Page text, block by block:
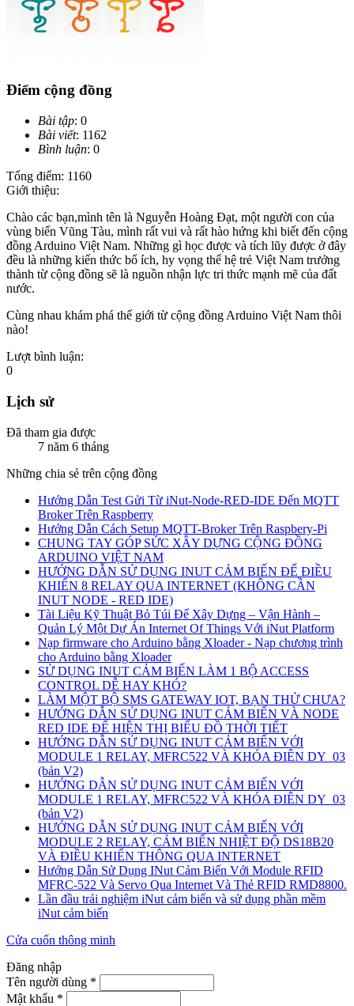
Điểm cộng đồng
Bài tập: 0
Bài viết: 1162
Bình luận: 0
Tổng điểm: 1160
Giới thiệu:
Chào các bạn,mình tên là Nguyễn Hoàng Đạt, một người con của
vùng biển Vũng Tàu, mình rất vui và rất hào hứng khi biết đến cộng
đồng Arduino Việt Nam. Những gì học được và tích lũy được ở đây
đều là những kiến thức bổ ích, hy vọng thế hệ trẻ Việt Nam trưởng
thành từ cộng đồng sẽ là nguồn nhận lực tri thức mạnh mẽ của đất
nước.
Cùng nhau khám phá thế giới từ cộng đồng Arduino Việt Nam thôi
nào!
Lượt bình luận:
0
Lịch sử
Đã tham gia được
7 năm 6 tháng
Những chia sẻ trên cộng đồng
Hướng Dẫn Test Gửi Từ iNut-Node-RED-IDE Đến MQTT
Broker Trên Raspberry
Hướng Dẫn Cách Setup MQTT-Broker Trên Raspbery-Pi
CHUNG TAY GÓP SỨC XÂY DỰNG CỘNG ĐỒNG
ARDUINO VIỆT NAM
HƯỚNG DẪN SỬ DỤNG INUT CẢM BIẾN ĐỂ ĐIỀU
KHIỂN 8 RELAY QUA INTERNET (KHÔNG CẦN
INUT NODE - RED IDE)
Tài Liệu Kỹ Thuật Bỏ Túi Để Xây Dựng – Vận Hành –
Quản Lý Một Dự Án Internet Of Things Với iNut Platform
Nạp firmware cho Arduino bằng Xloader - Nạp chương trình
cho Arduino bằng Xloader
SỬ DỤNG INUT CẢM BIẾN LÀM 1 BỘ ACCESS
CONTROL DỄ HAY KHÓ?
LÀM MỘT BỘ SMS GATEWAY IOT, BẠN THỬ CHƯA?
HƯỚNG DẪN SỬ DỤNG INUT CẢM BIẾN VÀ NODE
RED IDE ĐỂ HIỆN THỊ BIỂU ĐỒ THỜI TIẾT
HƯỚNG DẪN SỬ DỤNG INUT CẢM BIẾN VỚI
MODULE 1 RELAY, MFRC522 VÀ KHÓA ĐIÊN DY_03
(bản V2)
HƯỚNG DẪN SỬ DỤNG INUT CẢM BIẾN VỚI
MODULE 1 RELAY, MFRC522 VÀ KHÓA ĐIÊN DY_03
(bản V2)
HƯỚNG DẪN SỬ DỤNG INUT CẢM BIẾN VỚI
MODULE 2 RELAY, CẢM BIẾN NHIỆT ĐỘ DS18B20
VÀ ĐIỀU KHIỂN THÔNG QUA INTERNET
Hướng Dẫn Sử Dụng INut Cảm Biến Với Module RFID
MFRC-522 Và Servo Qua Internet Và Thẻ RFID RMD8800.
Lần đầu trải nghiệm iNut cảm biến và sử dụng phần mềm
iNut cảm biến
Cửa cuốn thông minh
Đăng nhập
Tên người dùng *
Mật khẩu *